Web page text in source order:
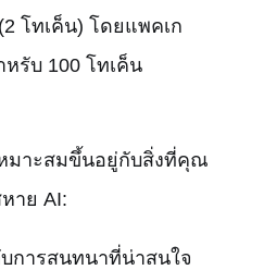
โทเค็น) โดยแพคเก
หรับ 100 โทเค็น
มาะสมขึ้นอยู่กับสิ่งที่คุณ
าย AI:
ารสนทนาที่น่าสนใจ